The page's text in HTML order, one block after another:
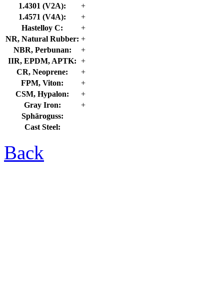
1.4301 (V2A):
+
1.4571 (V4A):
+
Hastelloy C:
+
NR, Natural Rubber: +
NBR, Perbunan:
+
IIR, EPDM, APTK: +
CR, Neoprene:
+
FPM, Viton:
+
CSM, Hypalon:
+
Gray Iron:
+
Sphäroguss:
Cast Steel:
Back